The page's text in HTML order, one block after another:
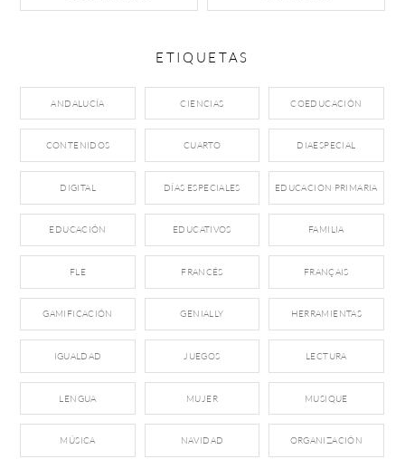
ETIQUETAS
ANDALUCÍA CIENCIAS COEDUCACIÓN
CONTENIDOS CUARTO DIAESPECIAL
DIGITAL DÍAS ESPECIALES EDUCACION PRIMARIA
EDUCACIÓN EDUCATIVOS FAMILIA
FLE FRANCÉS FRANÇAIS
GAMIFICACIÓN GENIALLY HERRAMIENTAS
IGUALDAD JUEGOS LECTURA
LENGUA MUJER MUSIQUE
MÚSICA NAVIDAD ORGANIZACIÓN